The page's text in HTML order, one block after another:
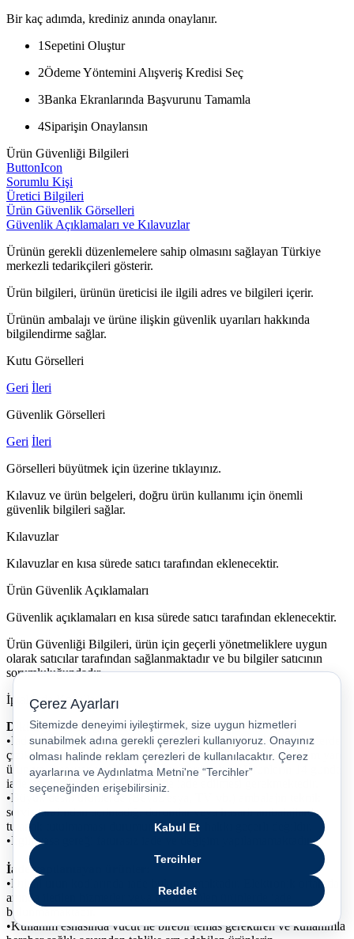
Bir kaç adımda, krediniz anında onaylanır.
1 Sepetini Oluştur
2Ödeme Yöntemini Alışveriş Kredisi Seç
3Banka Ekranlarında Başvurunu Tamamla
4Siparişin Onaylansın
Ürün Güvenliği Bilgileri
ButtonIcon
Sorumlu Kişi
Üretici Bilgileri
Ürün Güvenlik Görselleri
Güvenlik Açıklamaları ve Kılavuzlar
Ürünün gerekli düzenlemelere sahip olmasını sağlayan Türkiye
merkezli tedarikçileri gösterir.
Ürün bilgileri, ürünün üreticisi ile ilgili adres ve bilgileri içerir.
Ürünün ambalajı ve ürüne ilişkin güvenlik uyarıları hakkında
bilgilendirme sağlar.
Kutu Görselleri
Geri İleri
Güvenlik Görselleri
Geri İleri
Görselleri büyütmek için üzerine tıklayınız.
Kılavuz ve ürün belgeleri, doğru ürün kullanımı için önemli
güvenlik bilgileri sağlar.
Kılavuzlar
Kılavuzlar en kısa sürede satıcı tarafından eklenecektir.
Ürün Güvenlik Açıklamaları
Güvenlik açıklamaları en kısa sürede satıcı tarafından eklenecektir.
Ürün Güvenliği Bilgileri, ürün için geçerli yönetmeliklere uygun
olarak satıcılar tarafından sağlanmaktadır ve bu bilgiler satıcının
sorumluluğundadır.
İptal/İade Koşulları
Dikkat edilmesi gerekenler
•İade edilecek ürünün orijinal kutusu bozulmamış olmalı, ürünlerde
çizik veya herhangi bir hasar olmamalıdır. İade edilen ürün tüm yan
ürün ve aksesuarlarıyla birlikte gönderilmelidir. Ürünlerin 14 günde
iade koşullarına uygun bir şekilde iade edilmesi gerekmektedir.
•Büyük desili ürünlerde (Beyaz eşya, TV vb.) ambalajın teknik
servis tarafından açılmadığı durumlar veya hasarlı ambalajlarda
tutanak tutulmaması durumunda cayma hakkı geçerli değildir.
•İlgili yasa gereği faturasız iade ve değişim yapılamamaktadır.
İade yapılamayan ürünler:
•Dijital ürün kodlarında iade bulunmamaktadır. Elektronik ortamda
anında iletilen hizmetler veya teslim edilen ürünlerde iade
bulunmamaktadır.
•Kullanım esnasında vücut ile birebir temas gerektiren ve kullanımla